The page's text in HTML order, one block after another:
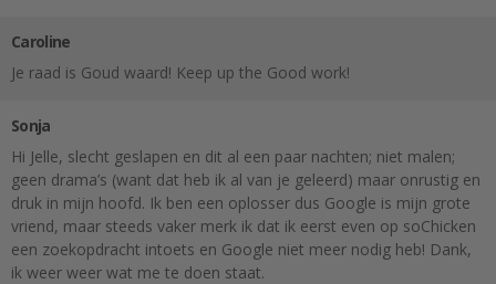
Caroline
Je raad is Goud waard! Keep up the Good work!
Sonja
Hi Jelle, slecht geslapen en dit al een paar nachten; niet malen;
geen drama’s (want dat heb ik al van je geleerd) maar onrustig en
druk in mijn hoofd. Ik ben een oplosser dus Google is mijn grote
vriend, maar steeds vaker merk ik dat ik eerst even op soChicken
een zoekopdracht intoets en Google niet meer nodig heb! Dank,
ik weer weer wat me te doen staat.